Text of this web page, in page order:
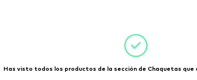
Has visto todos los productos de la sección de Chaquetas que